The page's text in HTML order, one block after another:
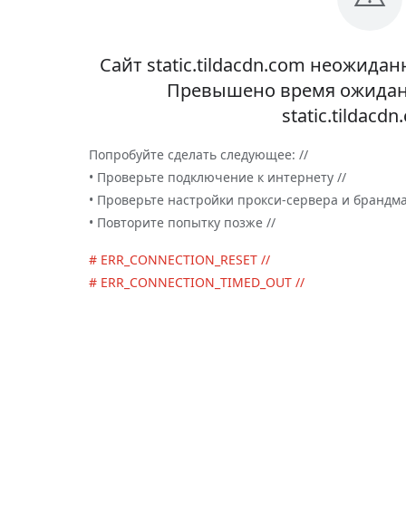
Сайт static.tildacdn.com
Превышено время
Попробуйте сделать следующее: //
• Проверьте подключение к интернету //
• Проверьте настройки прокси-сервера и
• Повторите попытку позже //
# ERR_CONNECTION_RESET //
# ERR_CONNECTION_TIMED_OUT //